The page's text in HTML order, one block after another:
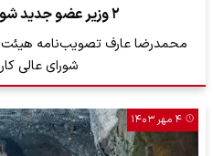
۲ وزیر عضو جدید شورای عالی کار شدند
محمدرضا عارف تصویب‌نامه
شورای عالی کار
۴ مهر ۱۴۰۳